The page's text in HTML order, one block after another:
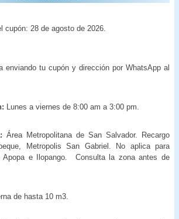
cupón: 28 de agosto de 2026.
enviando tu cupón y dirección por WhatsApp al
Lunes a viernes de 8:00 am a 3:00 pm.
Área Metropolitana de San Salvador. Recargo
Metropolis San Gabriel. No aplica para
Apopa e Ilopango. Consulta la zona antes de
de hasta 10 m3.